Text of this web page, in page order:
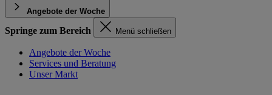
Angebote der Woche
Springe zum Bereich Menü schließen
Angebote der Woche
Services und Beratung
Unser Markt